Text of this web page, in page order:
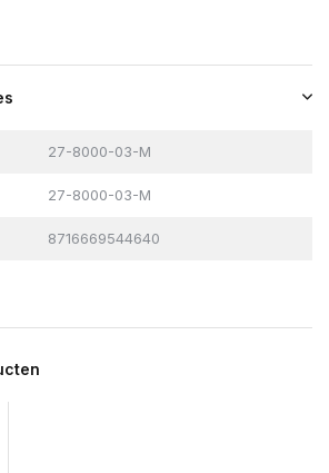
27-8000-03-M
27-8000-03-M
8716669544640